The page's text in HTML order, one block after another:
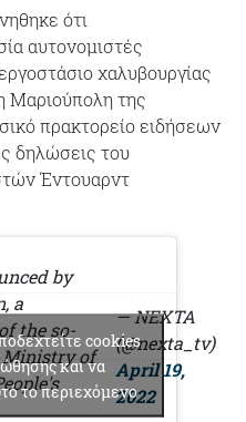
ότι
αυτονομιστές
χαλυβουργίας
Μαριούπολη της
πρακτορείο ειδήσεων
δηλώσεις του
Έντουαρντ
by
a
the so-
of
— NEXTA
(@nexta_tv)
April 19,
2022
cookies
και να
το περιεχόμενο